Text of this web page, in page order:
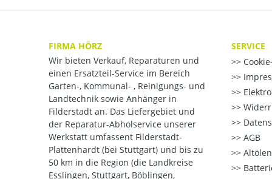
FIRMA HÖRZ
Wir bieten Verkauf, Reparaturen und
einen Ersatzteil-Service im Bereich
Garten-, Kommunal- , Reinigungs- und
Landtechnik sowie Anhänger in
Filderstadt an. Das Liefergebiet und
der Reparatur-Abholservice unserer
Werkstatt umfassent Filderstadt-
Plattenhardt (bei Stuttgart) und bis zu
50 km in die Region (die Landkreise
Esslingen, Stuttgart, Böblingen,
SERVICE
AGB